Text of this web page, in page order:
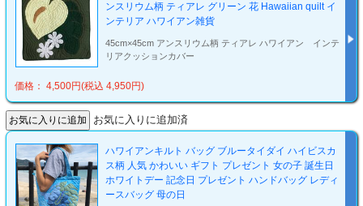
ンスリウム柄 ティアレ グリーン 花 Hawaiian quilt イ
ンテリア ハワイアン雑貨
45cm×45cm アンスリウム柄 ティアレ ハワイアン インテ
リアクッションカバー
価格： 4,500円(税込 4,950円)
お気に入りに追加済
ハワイアンキルト バッグ ブルータイダイ ハイビスカ
ス柄 人気 かわいい ギフト プレゼント 女の子 誕生日
ホワイトデー 記念日 プレゼント ハンドバッグ レディ
ースバッグ 母の日